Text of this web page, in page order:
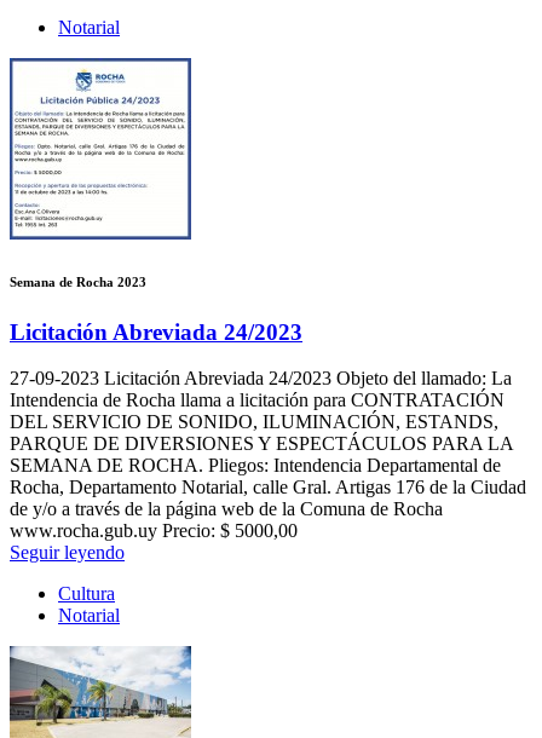
Notarial
Semana de Rocha 2023
Licitación Abreviada 24/2023
27-09-2023 Licitación Abreviada 24/2023 Objeto del llamado: La
Intendencia de Rocha llama a licitación para CONTRATACIÓN
DEL SERVICIO DE SONIDO, ILUMINACIÓN, ESTANDS,
PARQUE DE DIVERSIONES Y ESPECTÁCULOS PARA LA
SEMANA DE ROCHA. Pliegos: Intendencia Departamental de
Rocha, Departamento Notarial, calle Gral. Artigas 176 de la Ciudad
de y/o a través de la página web de la Comuna de Rocha
www.rocha.gub.uy Precio: $ 5000,00
Seguir leyendo
Cultura
Notarial